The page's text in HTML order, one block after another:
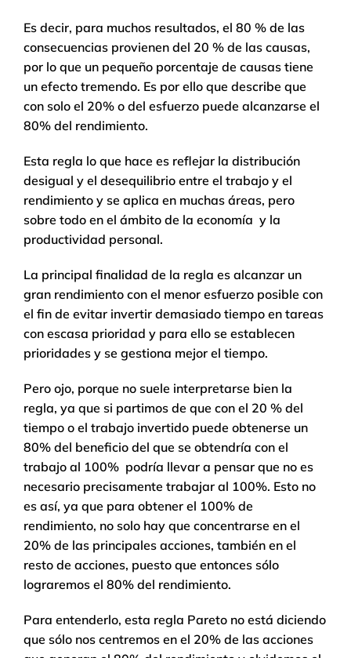
Es decir, para muchos resultados, el 80 % de las
consecuencias provienen del 20 % de las causas,
por lo que un pequeño porcentaje de causas tiene
un efecto tremendo. Es por ello que describe que
con solo el 20% o del esfuerzo puede alcanzarse el
80% del rendimiento.
Esta regla lo que hace es reflejar la distribución
desigual y el desequilibrio entre el trabajo y el
rendimiento y se aplica en muchas áreas, pero
sobre todo en el ámbito de la economía y la
productividad personal.
La principal finalidad de la regla es alcanzar un
gran rendimiento con el menor esfuerzo posible con
el fin de evitar invertir demasiado tiempo en tareas
con escasa prioridad y para ello se establecen
prioridades y se gestiona mejor el tiempo.
Pero ojo, porque no suele interpretarse bien la
regla, ya que si partimos de que con el 20 % del
tiempo o el trabajo invertido puede obtenerse un
80% del beneficio del que se obtendría con el
trabajo al 100% podría llevar a pensar que no es
necesario precisamente trabajar al 100%. Esto no
es así, ya que para obtener el 100% de
rendimiento, no solo hay que concentrarse en el
20% de las principales acciones, también en el
resto de acciones, puesto que entonces sólo
lograremos el 80% del rendimiento.
Para entenderlo, esta regla Pareto no está diciendo
que sólo nos centremos en el 20% de las acciones